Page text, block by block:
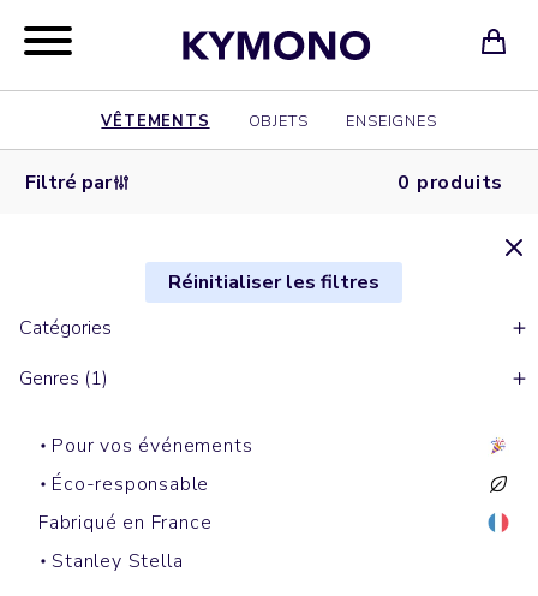
VÊTEMENTS OBJETS ENSEIGNES
Filtré par 0 produits
Réinitialiser les filtres
Catégories
Genres (1)
Pour vos événements
Éco-responsable
Fabriqué en France
Stanley Stella